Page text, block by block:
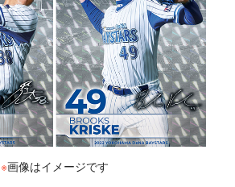
※画像はイメージです